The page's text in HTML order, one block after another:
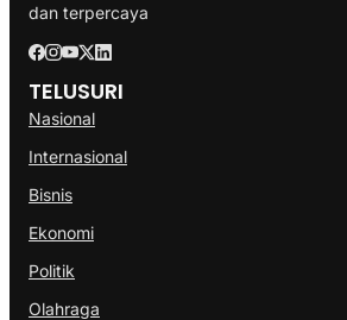
dan terpercaya
TELUSURI
Nasional
Internasional
Bisnis
Ekonomi
Politik
Olahraga